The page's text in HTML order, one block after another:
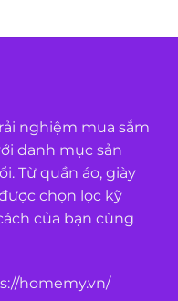
nghiệm mua sắm
danh mục sản
Từ quần áo, giày
chọn lọc kỹ
của bạn cùng
homemy.vn/